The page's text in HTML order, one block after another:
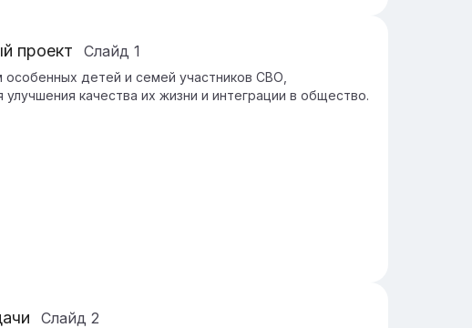
проект Слайд 1
детей и семей участников СВО,
качества их жизни и интеграции в общество.
Слайд 2